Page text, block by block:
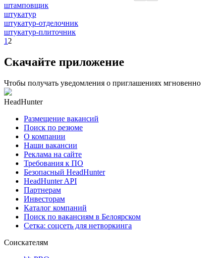
штамповщик
штукатур
штукатур-отделочник
штукатур-плиточник
1 2
Скачайте приложение
Чтобы получать уведомления о приглашениях мгновенно
HeadHunter
Размещение вакансий
Поиск по резюме
О компании
Наши вакансии
Реклама на сайте
Требования к ПО
Безопасный HeadHunter
HeadHunter API
Партнерам
Инвесторам
Каталог компаний
Поиск по вакансиям в Белоярском
Сетка: соцсеть для нетворкинга
Соискателям